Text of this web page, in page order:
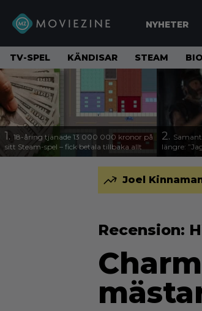
NYHETER
TV-SPEL KÄNDISAR STEAM
1. 18-åring tjänade 13 000 000 kronor på
sitt Steam-spel – fick betala tillbaka allt
2.
längre:
Joel
Recension: